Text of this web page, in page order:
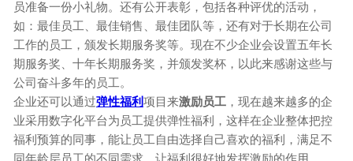
员准备一份小礼物。还有公开表彰，包括各种评优的活动，
如：最佳员工、最佳销售、最佳团队等，还有对于长期在公司
工作的员工，颁发长期服务奖等。现在不少企业会设置五年长
期服务奖、十年长期服务奖，并颁发奖杯，以此来感谢这些与
公司奋斗多年的员工。
企业还可以通过弹性福利项目来激励员工 ，现在越来越多的企
业采用数字化平台为员工提供弹性福利，这样在企业整体把控
福利预算的同事，能让员工自由选择自己喜欢的福利，满足不